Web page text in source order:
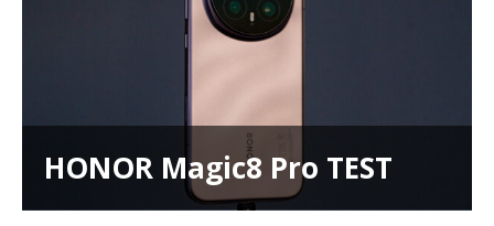
HONOR Magic8 Pro TEST